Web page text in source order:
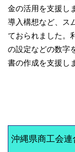
金の活用を支援し
導入構想など、ス
ておられました。
の設定などの数字
書の作成を支援し
沖縄県商工会